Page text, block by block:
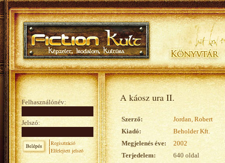
Felhasználónév:
Jelszó:
Regisztráció
Elfelejtett jelszó
A káosz ura II.
Szerző:
Jordan, Robert
Kiadó:
Beholder Kft.
Megjelenés éve:
2002
Terjedelem:
640 oldal